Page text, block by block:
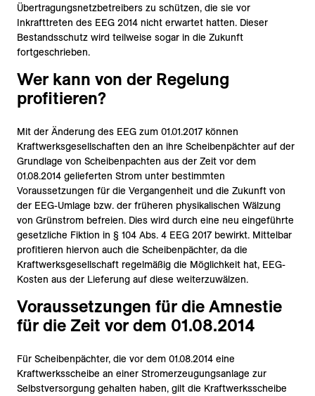
Übertragungsnetzbetreibers zu schützen, die sie vor
Inkrafttreten des EEG 2014 nicht erwartet hatten. Dieser
Bestandsschutz wird teilweise sogar in die Zukunft
fortgeschrieben.
Wer kann von der Regelung
profitieren?
Mit der Änderung des EEG zum 01.01.2017 können
Kraftwerksgesellschaften den an ihre Scheibenpächter auf der
Grundlage von Scheibenpachten aus der Zeit vor dem
01.08.2014 gelieferten Strom unter bestimmten
Voraussetzungen für die Vergangenheit und die Zukunft von
der EEG-Umlage bzw. der früheren physikalischen Wälzung
von Grünstrom befreien. Dies wird durch eine neu eingeführte
gesetzliche Fiktion in § 104 Abs. 4 EEG 2017 bewirkt. Mittelbar
profitieren hiervon auch die Scheibenpächter, da die
Kraftwerksgesellschaft regelmäßig die Möglichkeit hat, EEG-
Kosten aus der Lieferung auf diese weiterzuwälzen.
Voraussetzungen für die Amnestie
für die Zeit vor dem 01.08.2014
Für Scheibenpächter, die vor dem 01.08.2014 eine
Kraftwerksscheibe an einer Stromerzeugungsanlage zur
Selbstversorgung gehalten haben, gilt die Kraftwerksscheibe